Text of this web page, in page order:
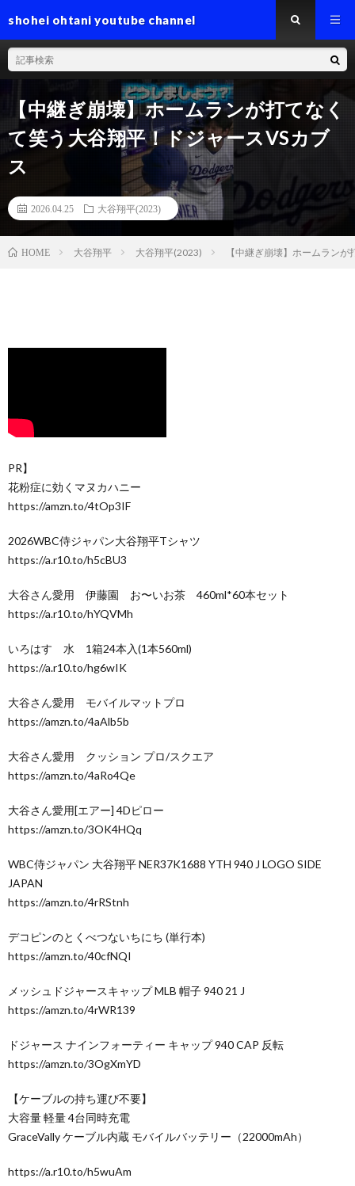
shohei ohtani youtube channel
【中継ぎ崩壊】ホームランが打てなく
て笑う大谷翔平！ドジャースVSカブ
ス
2026.04.25 大谷翔平(2023)
HOME 大谷翔平 大谷翔平(2023) 【中継ぎ崩壊】ホームラン
PR】
花粉症に効くマヌカハニー
https://amzn.to/4tOp3IF
2026WBC侍ジャパン大谷翔平Tシャツ
https://a.r10.to/h5cBU3
大谷さん愛用 伊藤園 お〜いお茶 460ml*60本セット
https://a.r10.to/hYQVMh
いろはす 水 1箱24本入(1本560ml)
https://a.r10.to/hg6wIK
大谷さん愛用 モバイルマットプロ
https://amzn.to/4aAlb5b
大谷さん愛用 クッション プロ/スクエア
https://amzn.to/4aRo4Qe
大谷さん愛用[エアー] 4Dピロー
https://amzn.to/3OK4HQq
WBC侍ジャパン 大谷翔平 NER37K1688 YTH 940 J LOGO SIDE
JAPAN
https://amzn.to/4rRStnh
デコピンのとくべつないちにち (単行本)
https://amzn.to/40cfNQI
メッシュドジャースキャップ MLB 帽子 940 21 J
https://amzn.to/4rWR139
ドジャース ナインフォーティー キャップ 940 CAP 反転
https://amzn.to/3OgXmYD
【ケーブルの持ち運び不要】
大容量 軽量 4台同時充電
GraceVally ケーブル内蔵 モバイルバッテリー（22000mAh）
https://a.r10.to/h5wuAm